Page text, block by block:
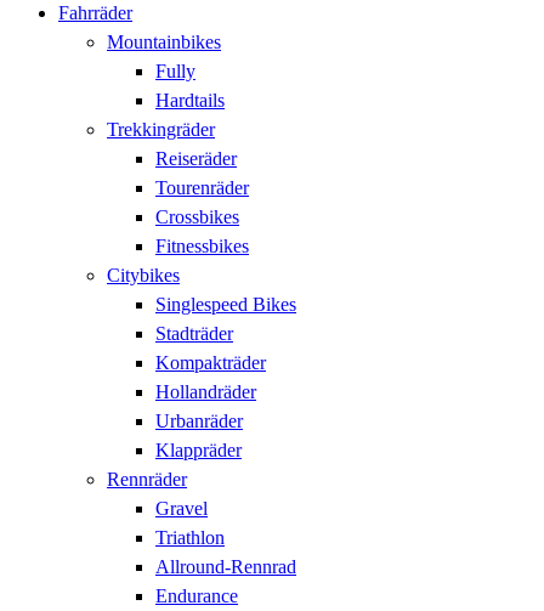
Fahrräder
Mountainbikes
Fully
Hardtails
Trekkingräder
Reiseräder
Tourenräder
Crossbikes
Fitnessbikes
Citybikes
Singlespeed Bikes
Stadträder
Kompakträder
Hollandräder
Urbanräder
Klappräder
Rennräder
Gravel
Triathlon
Allround-Rennrad
Endurance